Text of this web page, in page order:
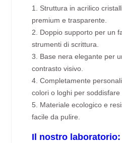
1. Struttura in acrilico
premium e trasparente.
2. Doppio supporto per un
strumenti di scrittura.
3. Base nera elegante per
contrasto visivo.
4. Completamente
colori o loghi per soddisfare
5. Materiale ecologico e
facile da pulire.
Il nostro laboratorio: